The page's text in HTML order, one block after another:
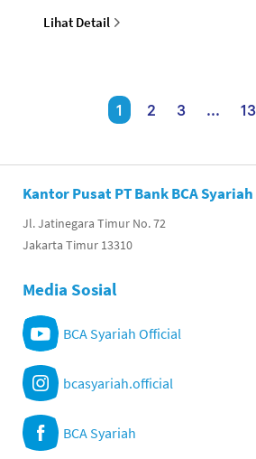
Lihat Detail
1 2 3 ... 13
Kantor Pusat PT Bank BCA Syariah
Jl. Jatinegara Timur No. 72
Jakarta Timur 13310
Media Sosial
BCA Syariah Official
bcasyariah.official
BCA Syariah